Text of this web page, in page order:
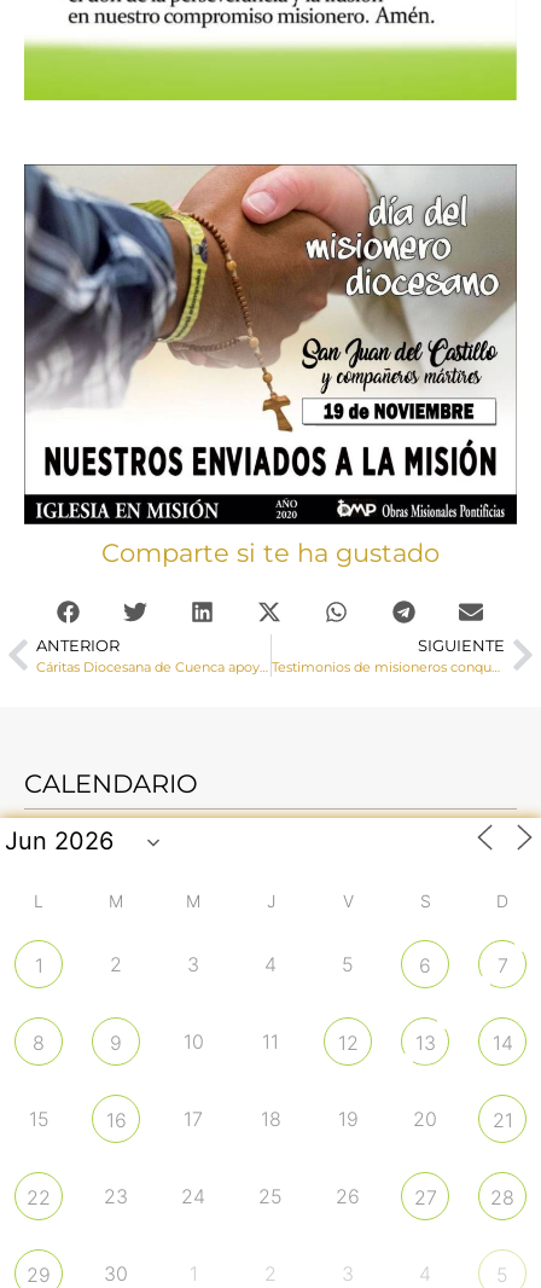
Comparte si te ha gustado
ANTERIOR SIGUIENTE
Testimonios de misioneros conquenses en el Día del Misionero Diocesano
CALENDARIO
L M M J V S D
1 2 3 4 5 6 7
8 9 10 11 12 13 14
15 16 17 18 19 20 21
22 23 24 25 26 27 28
29 30 1 2 3 4 5